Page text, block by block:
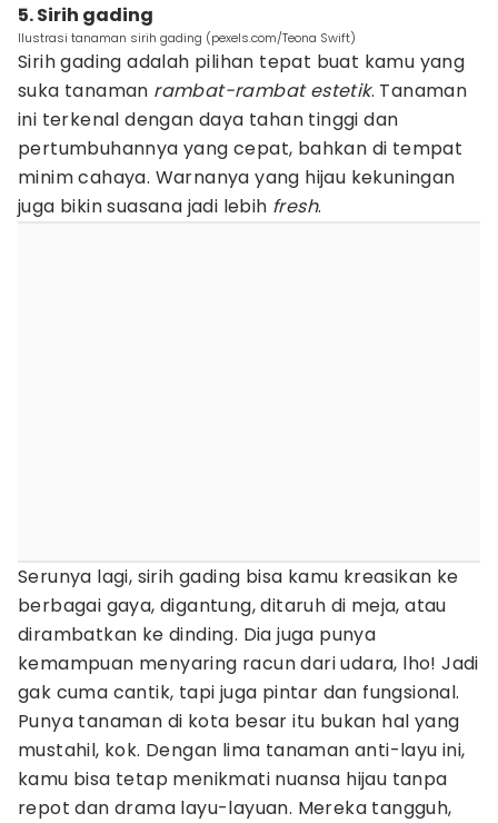
5. Sirih gading
Ilustrasi tanaman sirih gading (pexels.com/Teona Swift)
Sirih gading adalah pilihan tepat buat kamu yang
suka tanaman rambat-rambat estetik. Tanaman
ini terkenal dengan daya tahan tinggi dan
pertumbuhannya yang cepat, bahkan di tempat
minim cahaya. Warnanya yang hijau kekuningan
juga bikin suasana jadi lebih fresh.
Serunya lagi, sirih gading bisa kamu kreasikan ke
berbagai gaya, digantung, ditaruh di meja, atau
dirambatkan ke dinding. Dia juga punya
kemampuan menyaring racun dari udara, lho! Jadi
gak cuma cantik, tapi juga pintar dan fungsional.
Punya tanaman di kota besar itu bukan hal yang
mustahil, kok. Dengan lima tanaman anti-layu ini,
kamu bisa tetap menikmati nuansa hijau tanpa
repot dan drama layu-layuan. Mereka tangguh,